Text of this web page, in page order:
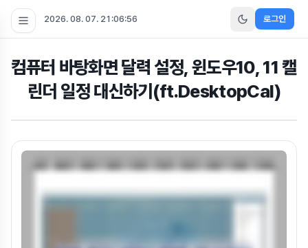
2026. 08. 07. 21:06:57 로그인
컴퓨터 바탕화면 달력 설정, 윈도우10, 11 캘
린더 일정 대신하기(ft.DesktopCal)